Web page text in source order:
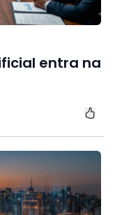
entra na